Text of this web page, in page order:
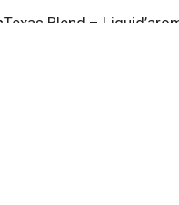
Texas Blend –